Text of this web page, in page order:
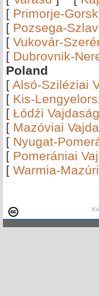
[ Primorje-
[ Pozsega-
[ Vukovár-
[ Dubrovnik-
Poland
[ Alsó-Sziléziai
[ Kis-
[ Łódźi Vajdaság
[ Mazóviai
[ Nyugat-
[ Pomerániai
[ Warmia-